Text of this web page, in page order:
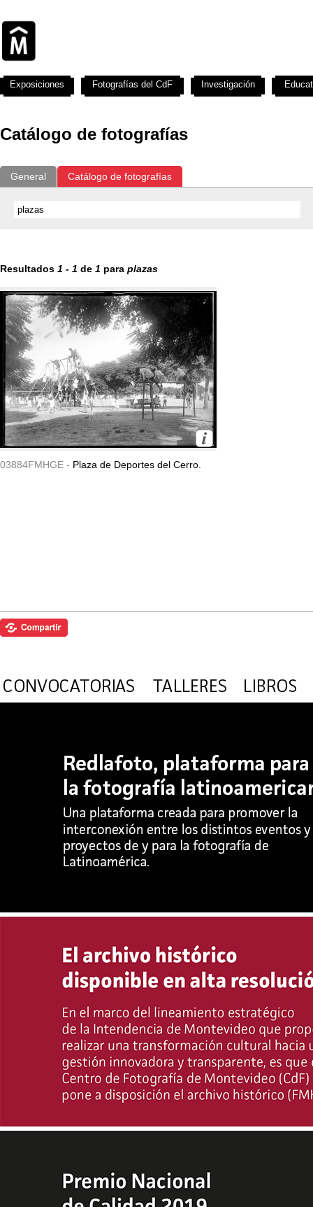
Catálogo de fotografías
General Catálogo de fotografías
Resultados 1 - 1 de 1 para plazas
03884FMHGE - Plaza de Deportes del Cerro.
Exposiciones Fotografías del CdF Investigación